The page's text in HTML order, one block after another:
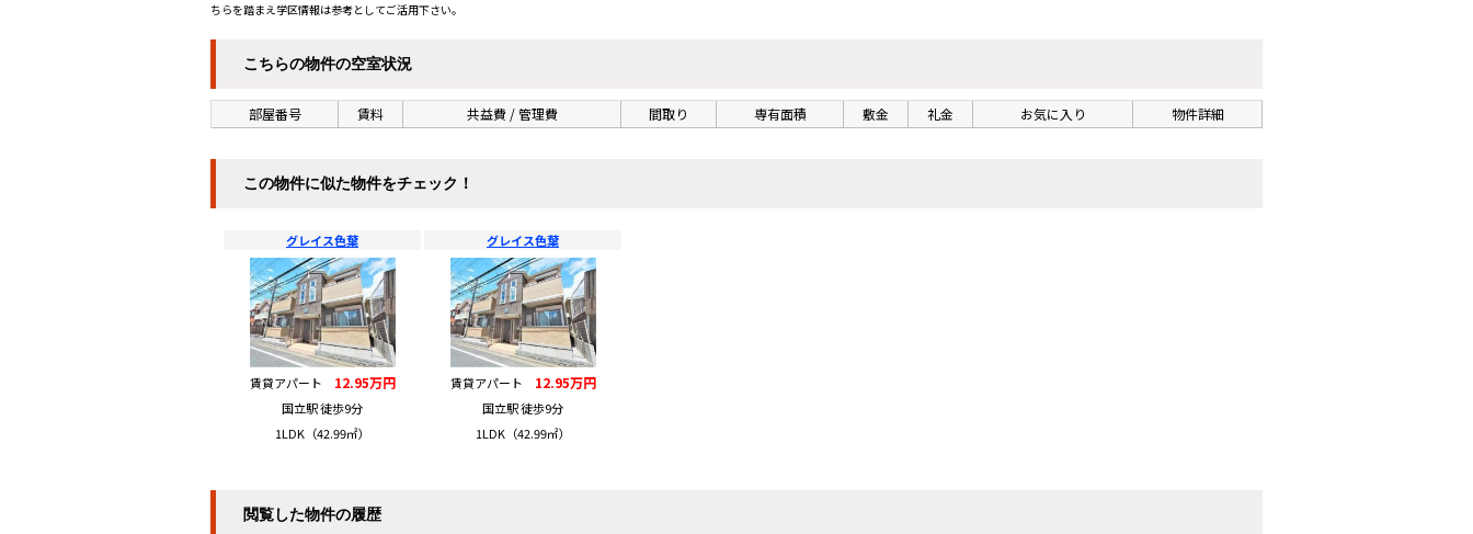
ちらを踏まえ学区情報は参考としてご活用下さい。
こちらの物件の空室状況
部屋番号 賃料 共益費 / 管理費 間取り 専有面積 敷金 礼金 お気に入り 物件詳細
この物件に似た物件をチェック！
グレイス色葉
賃貸アパート 12.95万円
国立駅 徒歩9分
1LDK（42.99㎡）
グレイス色葉
賃貸アパート 12.95万円
国立駅 徒歩9分
1LDK（42.99㎡）
閲覧した物件の履歴